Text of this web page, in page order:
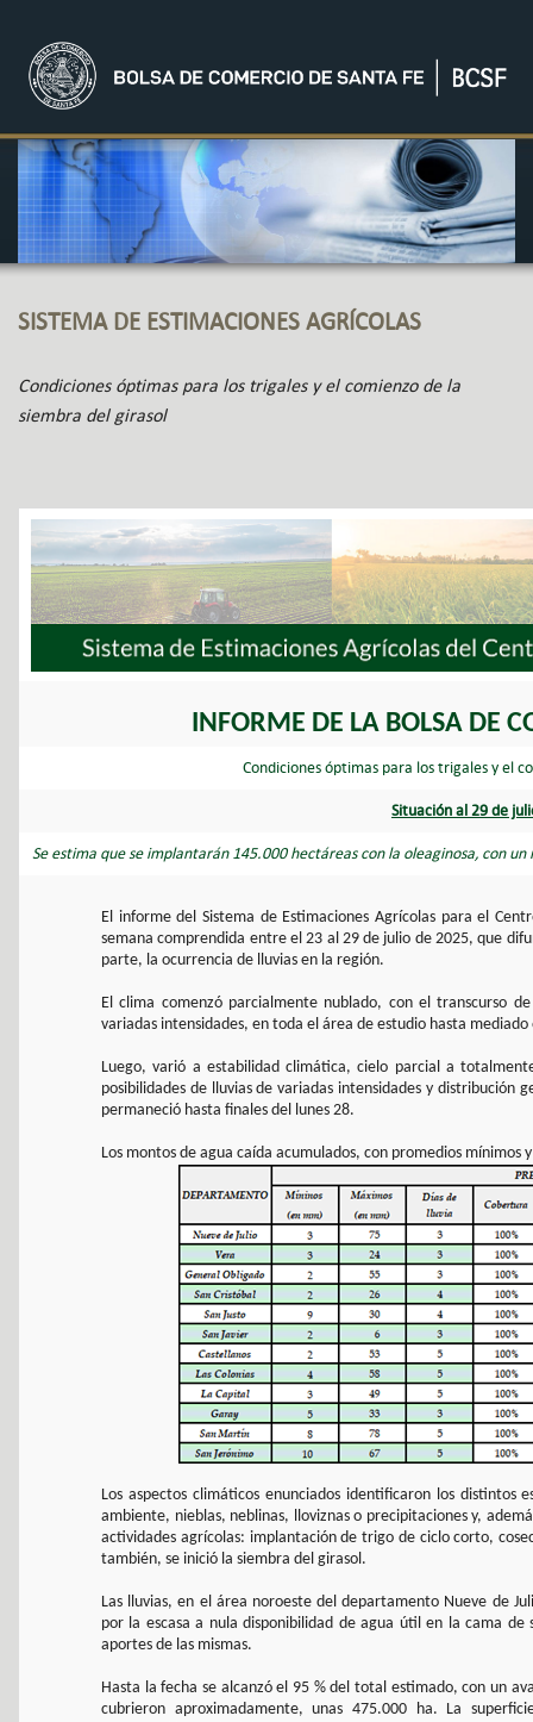
SISTEMA DE ESTIMACIONES AGRÍCOLAS
Condiciones óptimas para los trigales y el comienzo de la
siembra del girasol
INFORME DE LA BOLSA DE
Condiciones óptimas para los trigales y el
Situación al 29 de
Se estima que se implantarán 145.000 hectáreas con la oleaginosa, con
El informe del Sistema de Estimaciones Agrícolas para el
semana comprendida entre el 23 al 29 de julio de 2025, que
parte, la ocurrencia de lluvias en la región.
El clima comenzó parcialmente nublado, con el transcurso
variadas intensidades, en toda el área de estudio hasta mediado
Luego, varió a estabilidad climática, cielo parcial a
posibilidades de lluvias de variadas intensidades y distribución
permaneció hasta finales del lunes 28.
Los montos de agua caída acumulados, con promedios mínimos
Los aspectos climáticos enunciados identificaron los distintos
ambiente, nieblas, neblinas, lloviznas o precipitaciones y,
actividades agrícolas: implantación de trigo de ciclo corto,
también, se inició la siembra del girasol.
Las lluvias, en el área noroeste del departamento Nueve de
por la escasa a nula disponibilidad de agua útil en la cama
aportes de las mismas.
Hasta la fecha se alcanzó el 95 % del total estimado, con un
cubrieron aproximadamente, unas 475.000 ha. La